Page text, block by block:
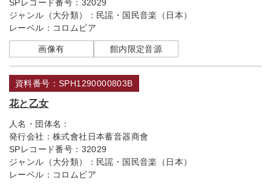
SPレコード番号： 32029
ジャンル（大分類）： 民謡・国民音楽（日本）
レーベル： コロムビア
画像有 館内限定音源
資料番号：SPH1290000803B
花と乙女
人名・団体名：
発行会社： 株式會社日本蓄音器商會
SPレコード番号： 32029
ジャンル（大分類）： 民謡・国民音楽（日本）
レーベル： コロムビア